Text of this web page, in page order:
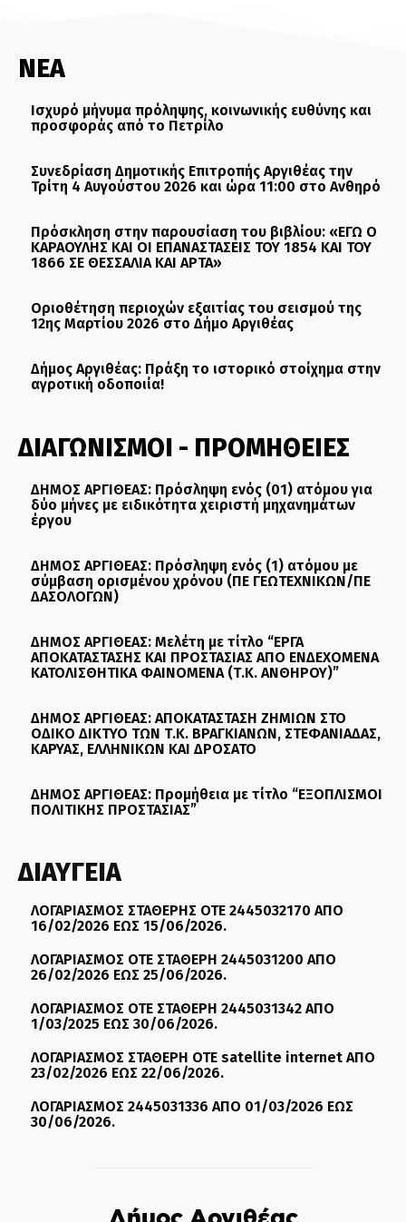
ΝΕΑ
Ισχυρό μήνυμα πρόληψης, κοινωνικής ευθύνης και
προσφοράς από το Πετρίλο
Συνεδρίαση Δημοτικής Επιτροπής Αργιθέας την
Τρίτη 4 Αυγούστου 2026 και ώρα 11:00 στο Ανθηρό
Πρόσκληση στην παρουσίαση του βιβλίου: «ΕΓΩ Ο
ΚΑΡΑΟΥΛΗΣ ΚΑΙ ΟΙ ΕΠΑΝΑΣΤΑΣΕΙΣ ΤΟΥ 1854 ΚΑΙ ΤΟΥ
1866 ΣΕ ΘΕΣΣΑΛΙΑ ΚΑΙ ΑΡΤΑ»
Οριοθέτηση περιοχών εξαιτίας του σεισμού της
12ης Μαρτίου 2026 στο Δήμο Αργιθέας
Δήμος Αργιθέας: Πράξη το ιστορικό στοίχημα στην
αγροτική οδοποιία!
ΔΙΑΓΩΝΙΣΜΟΙ - ΠΡΟΜΗΘΕΙΕΣ
ΔΗΜΟΣ ΑΡΓΙΘΕΑΣ: Πρόσληψη ενός (01) ατόμου για
δύο μήνες με ειδικότητα χειριστή μηχανημάτων
έργου
ΔΗΜΟΣ ΑΡΓΙΘΕΑΣ: Πρόσληψη ενός (1) ατόμου με
σύμβαση ορισμένου χρόνου (ΠΕ ΓΕΩΤΕΧΝΙΚΩΝ/ΠΕ
ΔΑΣΟΛΟΓΩΝ)
ΔΗΜΟΣ ΑΡΓΙΘΕΑΣ: Μελέτη με τίτλο “ΕΡΓΑ
ΑΠΟΚΑΤΑΣΤΑΣΗΣ ΚΑΙ ΠΡΟΣΤΑΣΙΑΣ ΑΠΟ ΕΝΔΕΧΟΜΕΝΑ
ΚΑΤΟΛΙΣΘΗΤΙΚΑ ΦΑΙΝΟΜΕΝΑ (Τ.Κ. ΑΝΘΗΡΟΥ)”
ΔΗΜΟΣ ΑΡΓΙΘΕΑΣ: ΑΠΟΚΑΤΑΣΤΑΣΗ ΖΗΜΙΩΝ ΣΤΟ
ΟΔΙΚΟ ΔΙΚΤΥΟ ΤΩΝ Τ.Κ. ΒΡΑΓΚΙΑΝΩΝ, ΣΤΕΦΑΝΙΑΔΑΣ,
ΚΑΡΥΑΣ, ΕΛΛΗΝΙΚΩΝ ΚΑΙ ΔΡΟΣΑΤΟ
ΔΗΜΟΣ ΑΡΓΙΘΕΑΣ: Προμήθεια με τίτλο “ΕΞΟΠΛΙΣΜΟΙ
ΠΟΛΙΤΙΚΗΣ ΠΡΟΣΤΑΣΙΑΣ”
ΔΙΑΥΓΕΙΑ
ΛΟΓΑΡΙΑΣΜΟΣ ΣΤΑΘΕΡΗΣ ΟΤΕ 2445032170 ΑΠΟ
16/02/2026 ΕΩΣ 15/06/2026.
ΛΟΓΑΡΙΑΣΜΟΣ ΟΤΕ ΣΤΑΘΕΡΗ 2445031200 ΑΠΟ
26/02/2026 ΕΩΣ 25/06/2026.
ΛΟΓΑΡΙΑΣΜΟΣ ΟΤΕ ΣΤΑΘΕΡΗ 2445031342 ΑΠΟ
1/03/2025 ΕΩΣ 30/06/2026.
ΛΟΓΑΡΙΑΣΜΟΣ ΣΤΑΘΕΡΗ ΟΤΕ satellite internet ΑΠΟ
23/02/2026 ΕΩΣ 22/06/2026.
ΛΟΓΑΡΙΑΣΜΟΣ 2445031336 ΑΠΟ 01/03/2026 ΕΩΣ
30/06/2026.
Δήμος Αργιθέας